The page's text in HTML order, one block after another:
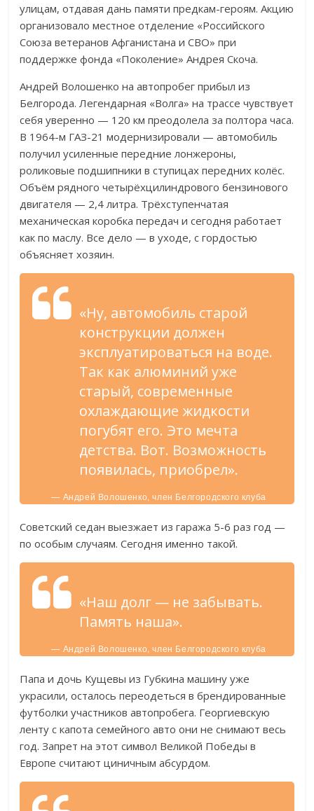
улицам, отдавая дань памяти предкам-героям. Акцию
организовало местное отделение «Российского
Союза ветеранов Афганистана и СВО» при
поддержке фонда «Поколение» Андрея Скоча.
Андрей Волошенко на автопробег прибыл из
Белгорода. Легендарная «Волга» на трассе чувствует
себя уверенно — 120 км преодолела за полтора часа.
В 1964-м ГАЗ-21 модернизировали — автомобиль
получил усиленные передние лонжероны,
роликовые подшипники в ступицах передних колёс.
Объём рядного четырёхцилиндрового бензинового
двигателя — 2,4 литра. Трёхступенчатая
механическая коробка передач и сегодня работает
как по маслу. Все дело — в уходе, с гордостью
объясняет хозяин.
«Ну, автомобиль старой
конструкции должен
эксплуатироваться на воде.
Так как алюминий уже
старый, современные
охлаждающие жидкости
погубят его. Это мечта
детства. Вот. Возможность
появилась, приобрел».
— Андрей Волошенко, член Белгородского клуба
любителей ретроавтомобилей.
Советский седан выезжает из гаража 5-6 раз год —
по особым случаям. Сегодня именно такой.
«Наш долг — не забывать.
Память наша».
— Андрей Волошенко, член Белгородского клуба
любителей ретроавтомобилей.
Папа и дочь Кущевы из Губкина машину уже
украсили, осталось переодеться в брендированные
футболки участников автопробега. Георгиевскую
ленту с капота семейного авто они не снимают весь
год. Запрет на этот символ Великой Победы в
Европе считают циничным абсурдом.